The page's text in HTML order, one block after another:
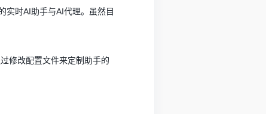
实时AI助手与AI代理。虽然目
修改配置文件来定制助手的